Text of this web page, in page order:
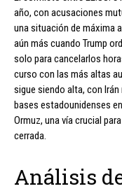
año, con acusaciones
una situación de máxima
aún más cuando Trump
solo para cancelarlos
curso con las más altas
sigue siendo alta, con
bases estadounidenses
Ormuz, una vía crucial
cerrada.
Análisis